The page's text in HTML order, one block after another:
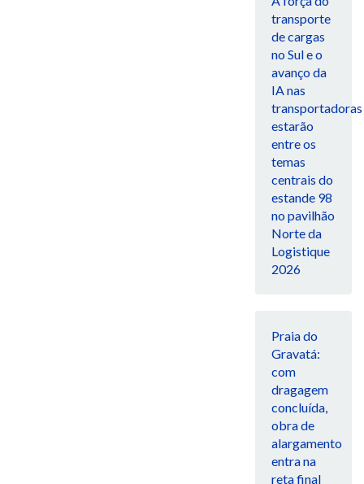
transporte
de cargas
no Sul e o
avanço da
IA nas
transportadoras
estarão
entre os
temas
centrais do
estande 98
no pavilhão
Norte da
Logistique
2026
Praia do
Gravatá:
com
dragagem
concluída,
obra de
alargamento
entra na
reta final